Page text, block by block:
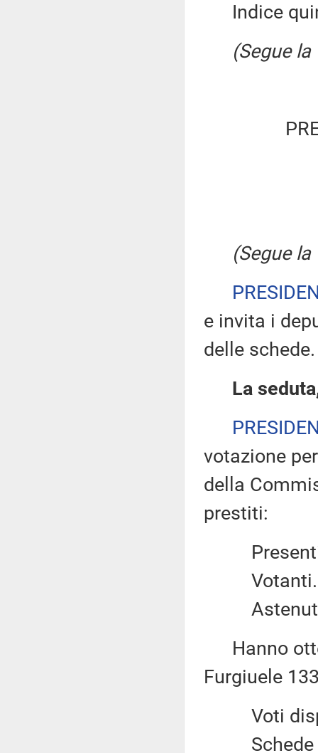
Indice
(Segue
(Segue
e invita i
delle schede.
La
votazione
della
prestiti:
Hanno
Furgiuele
Voti
Schede